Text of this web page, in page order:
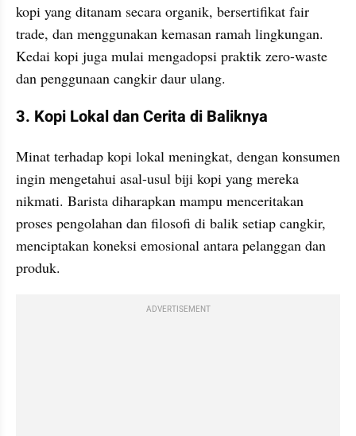
kopi yang ditanam secara organik, bersertifikat fair
trade, dan menggunakan kemasan ramah lingkungan.
Kedai kopi juga mulai mengadopsi praktik zero-waste
dan penggunaan cangkir daur ulang.
3. Kopi Lokal dan Cerita di Baliknya
Minat terhadap kopi lokal meningkat, dengan konsumen
ingin mengetahui asal-usul biji kopi yang mereka
nikmati. Barista diharapkan mampu menceritakan
proses pengolahan dan filosofi di balik setiap cangkir,
menciptakan koneksi emosional antara pelanggan dan
produk.
ADVERTISEMENT